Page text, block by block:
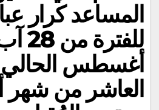
المساعد كرار
للفترة
أغسطس الحالي
العاشر من شهر